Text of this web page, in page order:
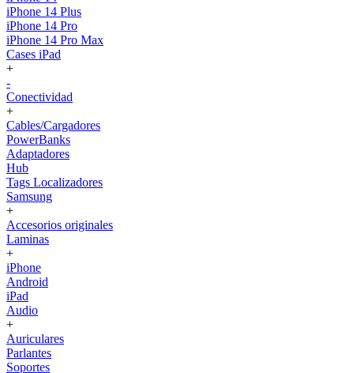
iPhone 14 Plus
iPhone 14 Pro
iPhone 14 Pro Max
Cases iPad
+
-
Conectividad
+
Cables/Cargadores
PowerBanks
Adaptadores
Hub
Tags Localizadores
Samsung
+
Accesorios originales
Laminas
+
iPhone
Android
iPad
Audio
+
Auriculares
Parlantes
Soportes